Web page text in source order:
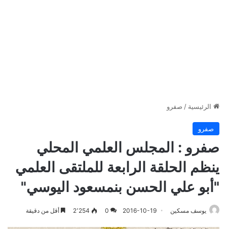
الرئيسية / صفرو
صفرو
صفرو : المجلس العلمي المحلي
ينظم الحلقة الرابعة للملتقى العلمي
"أبو علي الحسن بنمسعود اليوسي"
يوسف مسكين 2016-10-19
0 2٬254 أقل من دقيقة